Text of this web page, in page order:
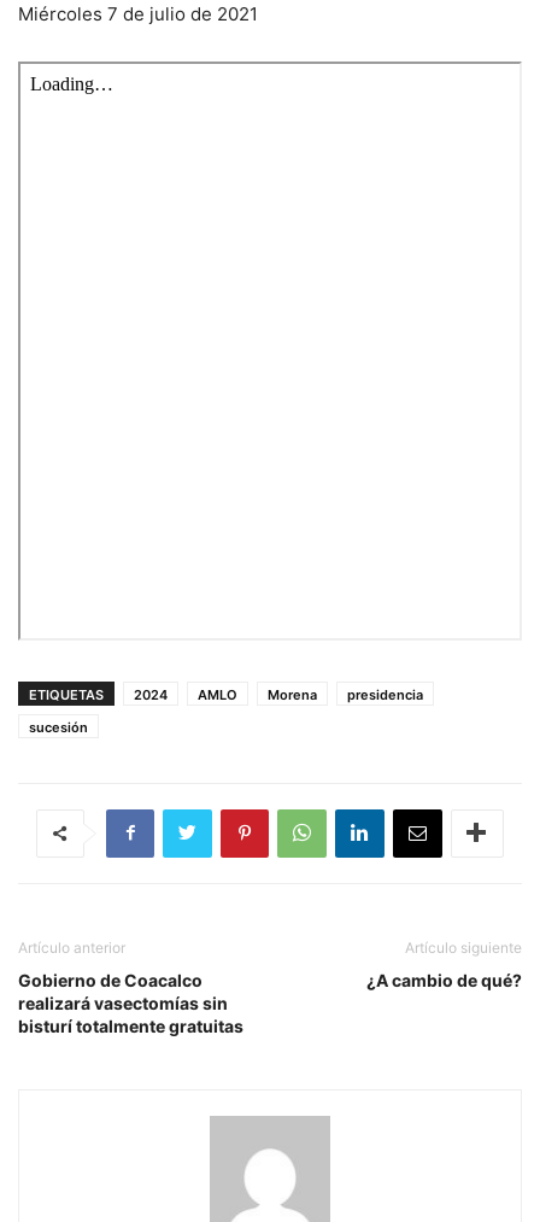
Miércoles 7 de julio de 2021
ETIQUETAS 2024 AMLO Morena
presidencia
sucesión
Artículo anterior
Gobierno de Coacalco
realizará vasectomías sin
bisturí totalmente gratuitas
Artículo siguiente
¿A cambio de qué?